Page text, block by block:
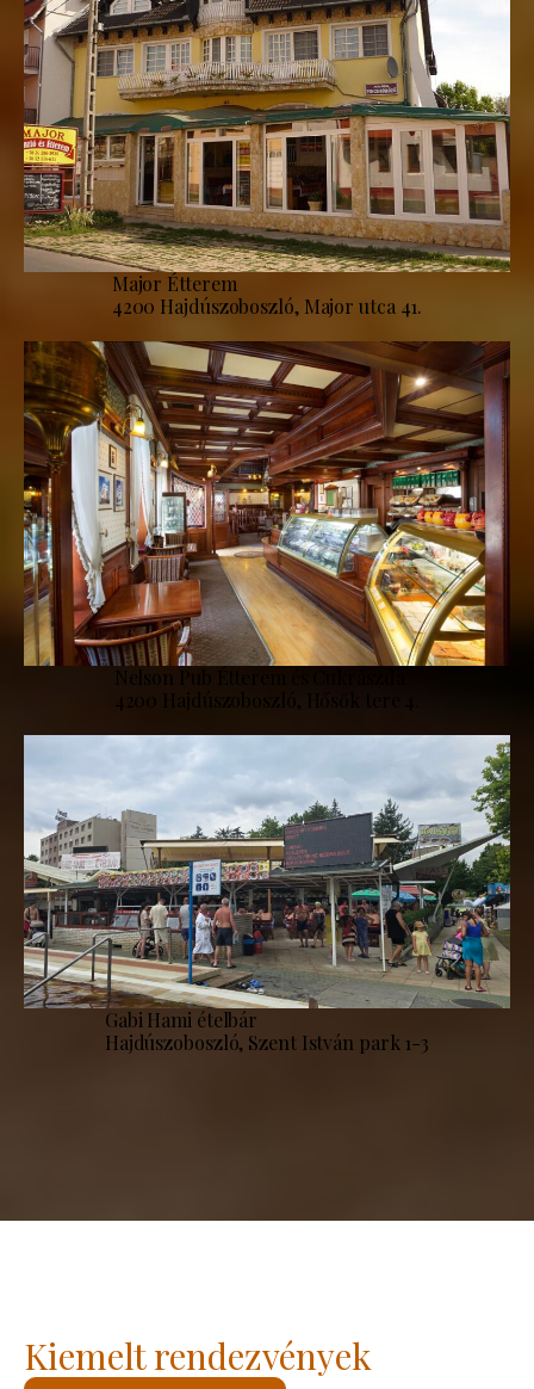
Major Étterem
4200 Hajdúszoboszló, Major utca 41.
Nelson Pub Étterem és Cukrászda
4200 Hajdúszoboszló, Hősök tere 4.
Gabi Hami ételbár
Hajdúszoboszló, Szent István park 1-3
Kiemelt rendezvények